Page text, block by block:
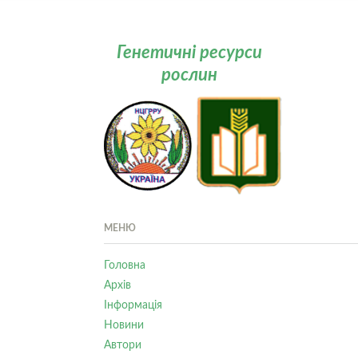
Генетичні ресурси
рослин
МЕНЮ
Головна
Архів
Інформація
Новини
Автори